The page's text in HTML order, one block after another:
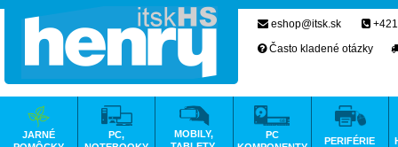
eshop@itsk.sk
Často kladené otázky
JARNÉ
PC,
MOBILY,
PC
PERIFÉRIE